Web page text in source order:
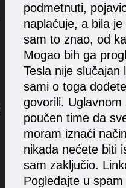
podmetnuti,
naplaćuje, a bila
sam to znao, od
Mogao bih ga
Tesla nije
sami o toga
govorili.
poučen time da
moram iznaći
nikada nećete biti
sam zaključio.
Pogledajte u spam